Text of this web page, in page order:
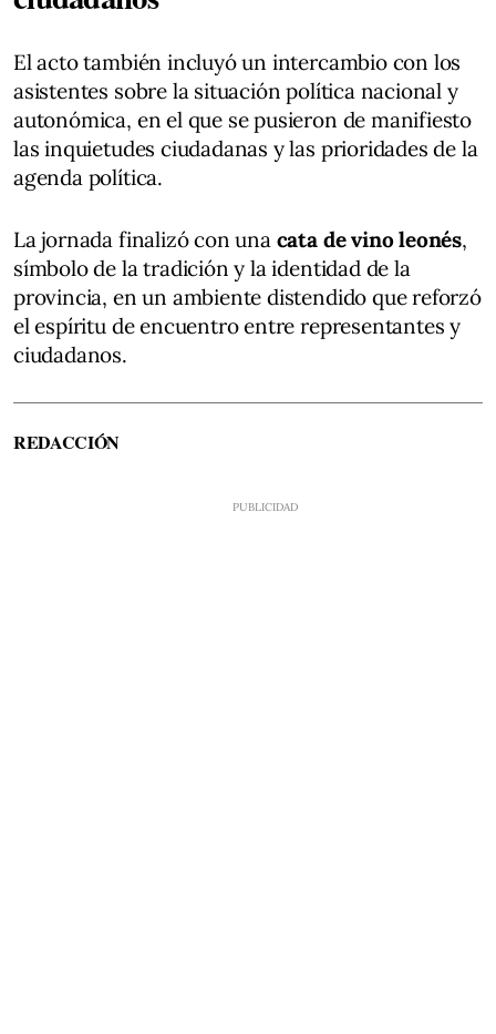
El acto también incluyó un intercambio con los
asistentes sobre la situación política nacional y
autonómica, en el que se pusieron de manifiesto
las inquietudes ciudadanas y las prioridades de la
agenda política.
La jornada finalizó con una cata de vino leonés,
símbolo de la tradición y la identidad de la
provincia, en un ambiente distendido que reforzó
el espíritu de encuentro entre representantes y
ciudadanos.
REDACCIÓN